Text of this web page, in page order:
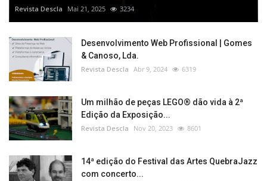
Revista Descla Mai 21, 2025 3234
Desenvolvimento Web Profissional | Gomes
& Canoso, Lda.
Revista Descla Abr 9, 2024 6319
Um milhão de peças LEGO® dão vida à 2ª
Edição da Exposição...
Revista Descla Nov 20, 2023 8601
14ª edição do Festival das Artes QuebraJazz
com concerto...